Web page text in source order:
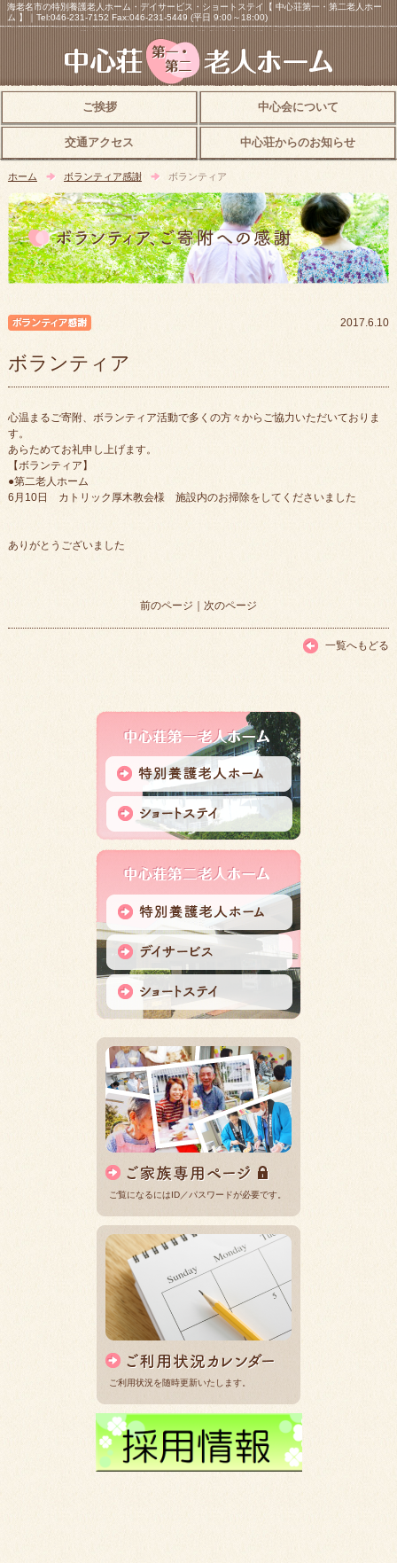
海老名市の特別養護老人ホーム・デイサービス・ショートステイ【 中心荘第一・第二老人ホー
ム 】｜Tel:046-231-7152 Fax:046-231-5449 (平日 9:00～18:00)
ご挨拶 中心会について
交通アクセス 中心荘からのお知らせ
ホーム ボランティア感謝 ボランティア
2017.6.10
ボランティア
心温まるご寄附、ボランティア活動で多くの方々からご協力いただいておりま
す。
あらためてお礼申し上げます。
【ボランティア】
●第二老人ホーム
6月10日 カトリック厚木教会様 施設内のお掃除をしてくださいました
ありがとうございました
前のページ ｜ 次のページ
一覧へもどる
ご覧になるにはID／パスワードが必要です。
ご利用状況を随時更新いたします。